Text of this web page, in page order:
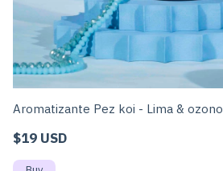
Aromatizante Pez koi - Lima & ozono
$19 USD